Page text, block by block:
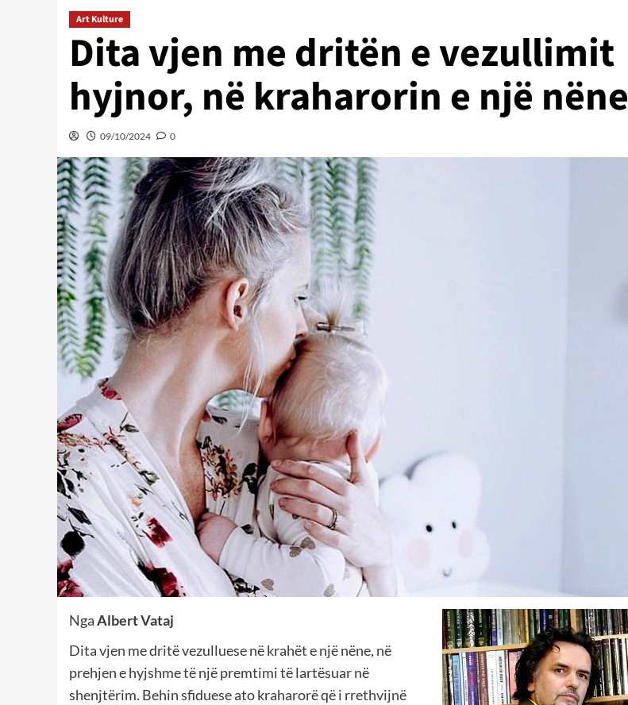
Art Kulture
Dita vjen me dritën e vezullimit
hyjnor, në kraharorin e një nëne
09/10/2024 0
NgaAlbert Vataj
Dita vjen me dritë vezulluese në krahët e një nëne, në
prehjen e hyjshme të një premtimi të lartësuar në
shenjtërim. Behin sfiduese ato kraharorë që i rrethvijnë